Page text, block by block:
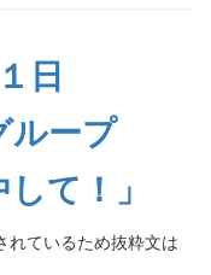
日
ループ
て！」
れているため抜粋文は